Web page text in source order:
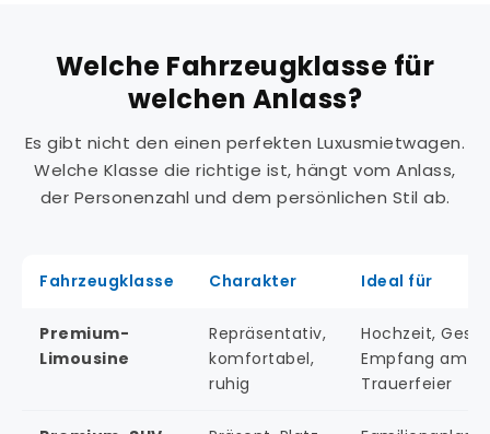
Welche Fahrzeugklasse für
welchen Anlass?
Es gibt nicht den einen perfekten Luxusmietwagen.
Welche Klasse die richtige ist, hängt vom Anlass,
der Personenzahl und dem persönlichen Stil ab.
Fahrzeugklasse Charakter Ideal für
Premium-
Limousine
Repräsentativ,
komfortabel,
ruhig
Hochzeit,
Empfang am
Trauerfeier